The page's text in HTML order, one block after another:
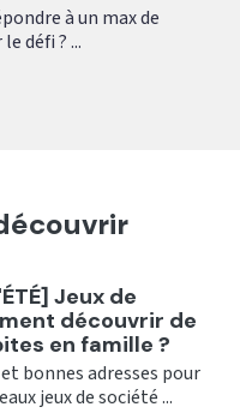
à un max de
défi ? ...
Jeux de
découvrir de
en famille ?
bonnes adresses pour
jeux de société ...